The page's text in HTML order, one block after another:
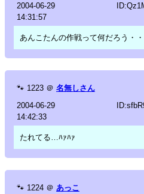
2004-06-29
14:31:57
あんこたんの作戦って何だろう・・
🐾 1223 ＠ 名無しさん
2004-06-29
14:42:33
たれてる…ﾊｧﾊｧ
🐾 1224 ＠ あっこ